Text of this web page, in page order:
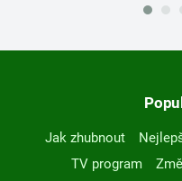
Jak zhubnout
TV program